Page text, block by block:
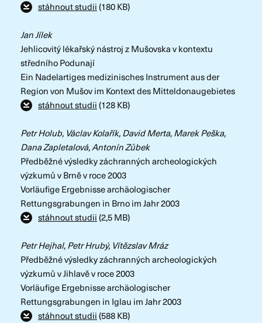
stáhnout studii(180 KB)
Jan Jílek
Jehlicovitý lékařský nástroj z Mušovska v kontextu
středního Podunají
Ein Nadelartiges medizinisches Instrument aus der
Region von Mušov im Kontext des Mitteldonaugebietes
stáhnout studii(128 KB)
Petr Holub, Václav Kolařík, David Merta, Marek Peška,
Dana Zapletalová, Antonín Zůbek
Předběžné výsledky záchranných archeologických
výzkumů v Brně v roce 2003
Vorläufige Ergebnisse archäologischer
Rettungsgrabungen in Brno im Jahr 2003
stáhnout studii(2,5 MB)
Petr Hejhal, Petr Hrubý, Vítězslav Mráz
Předběžné výsledky záchranných archeologických
výzkumů v Jihlavě v roce 2003
Vorläufige Ergebnisse archäologischer
Rettungsgrabungen in Iglau im Jahr 2003
stáhnout studii(588 KB)